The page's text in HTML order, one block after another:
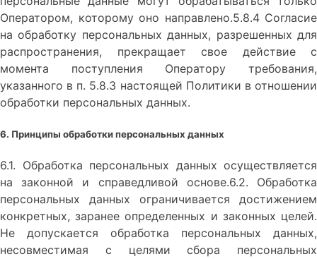
Оператором, которому оно направлено.5.8.4 Согласие
на обработку персональных данных, разрешенных для
распространения, прекращает свое действие с
момента поступления Оператору требования,
указанного в п. 5.8.3 настоящей Политики в отношении
обработки персональных данных.
6. Принципы обработки персональных данных
6.1. Обработка персональных данных осуществляется
на законной и справедливой основе.6.2. Обработка
персональных данных ограничивается достижением
конкретных, заранее определенных и законных целей.
Не допускается обработка персональных данных,
несовместимая с целями сбора персональных